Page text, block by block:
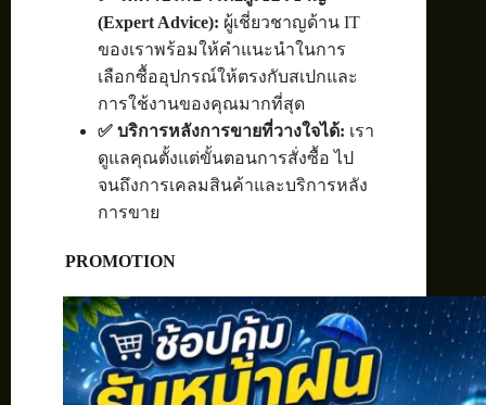
(Expert Advice): ผู้เชี่ยวชาญด้าน IT
ของเราพร้อมให้คำแนะนำในการ
เลือกซื้ออุปกรณ์ให้ตรงกับสเปกและ
การใช้งานของคุณมากที่สุด
✅ บริการหลังการขายที่วางใจได้: เรา
ดูแลคุณตั้งแต่ขั้นตอนการสั่งซื้อ ไป
จนถึงการเคลมสินค้าและบริการหลัง
การขาย
PROMOTION